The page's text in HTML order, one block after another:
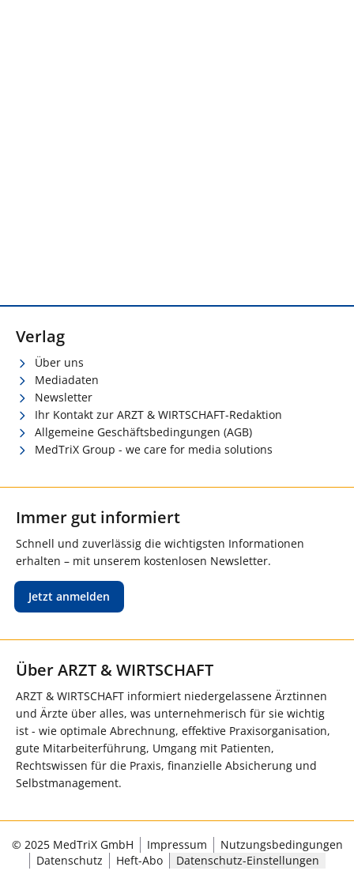
Verlag
Über uns
Mediadaten
Newsletter
Ihr Kontakt zur ARZT & WIRTSCHAFT-Redaktion
Allgemeine Geschäftsbedingungen (AGB)
MedTriX Group - we care for media solutions
Immer gut informiert
Schnell und zuverlässig die wichtigsten Informationen
erhalten – mit unserem kostenlosen Newsletter.
Jetzt anmelden
Über ARZT & WIRTSCHAFT
ARZT & WIRTSCHAFT informiert niedergelassene Ärztinnen
und Ärzte über alles, was unternehmerisch für sie wichtig
ist - wie optimale Abrechnung, effektive Praxisorganisation,
gute Mitarbeiterführung, Umgang mit Patienten,
Rechtswissen für die Praxis, finanzielle Absicherung und
Selbstmanagement.
© 2025 MedTriX GmbH Impressum
Nutzungsbedingungen
Datenschutz
Heft-Abo Datenschutz-Einstellungen